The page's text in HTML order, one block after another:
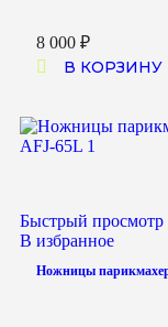
8 000 ₽
В КОРЗИНУ
Быстрый просмотр
В избранное
Ножницы